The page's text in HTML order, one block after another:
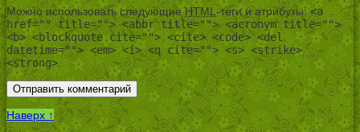
Можно использовать следующиеHTML-теги и атрибуты:<a
href="" title=""> <abbr title=""> <acronym title="">
<b> <blockquote cite=""> <cite> <code> <del
datetime=""> <em> <i> <q cite=""> <s> <strike>
<strong>
Наверх ↑